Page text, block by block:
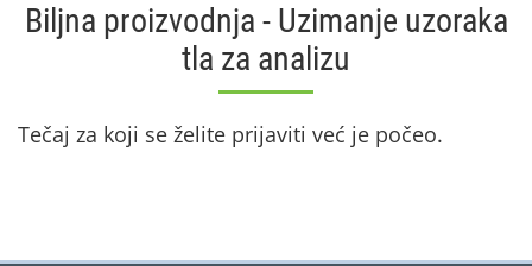
Biljna proizvodnja - Uzimanje uzoraka
tla za analizu
Tečaj za koji se želite prijaviti već je počeo.